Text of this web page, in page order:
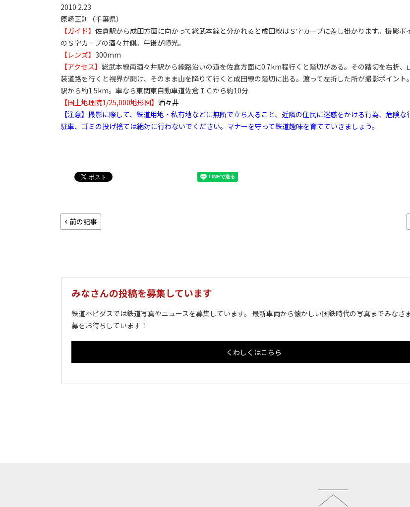
2010.2.23
原崎正則（千葉県）
【ガイド】 佐倉駅から成田方面に向かって総武本線と分かれると成田線はＳ字カーブに差し掛かります。撮影ポ
のＳ字カーブの酒々井側。午後が順光。
【レンズ】 300mm
【アクセス】 総武本線南酒々井駅から線路沿いの道を佐倉方面に0.7km程行くと踏切がある。その踏切を右折、
装道路を行くと視界が開け、そのまま山を降りて行くと成田線の踏切に出る。渡って左折した所が撮影ポイント
駅から約1.5km。車なら東関東自動車道佐倉ＩＣから約10分
【国土地理院1/25,000地形図】 酒々井
【注意】撮影に際して、鉄道用地・私有地などに無断で立ち入ること、近隣の住民に迷惑をかける行為、危険な
駐車、ゴミの投げ捨ては絶対に行わないでください。マナーを守って鉄道趣味を育てていきましょう。
前の記事
みなさんの投稿を募集しています
鉄道ホビダスでは鉄道写真やニュースを募集しています。 最新車両から懐かしい国鉄時代の写真までみなさ
募をお待ちしています！
くわしくはこちら